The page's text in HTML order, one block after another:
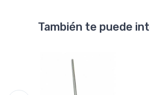
También te puede